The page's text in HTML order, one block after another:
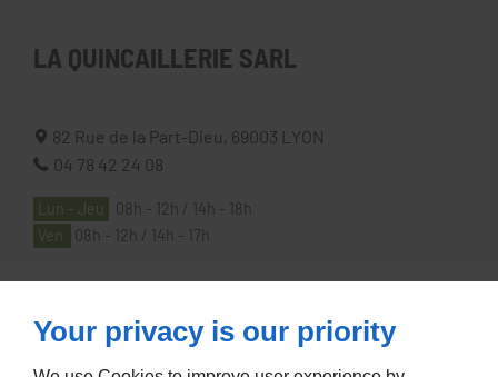
LA QUINCAILLERIE SARL
82 Rue de la Part-Dieu, 69003
LYON
04 78 42 24 08
Lun - Jeu
08h - 12h / 14h - 18h
Ven
08h - 12h / 14h - 17h
À PROPOS
Your privacy is our priority